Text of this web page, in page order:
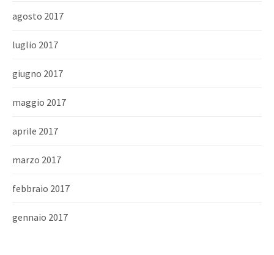
agosto 2017
luglio 2017
giugno 2017
maggio 2017
aprile 2017
marzo 2017
febbraio 2017
gennaio 2017